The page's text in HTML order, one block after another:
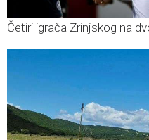
Četiri igrača Zrinjskog na